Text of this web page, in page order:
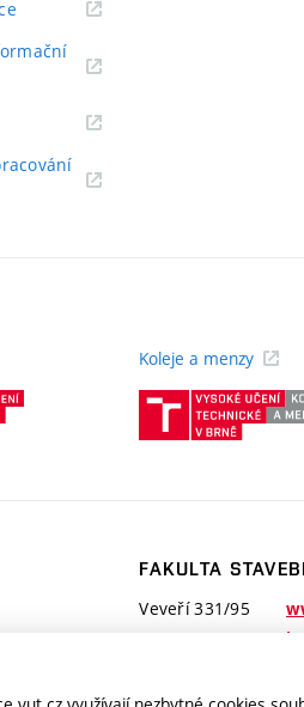
(externí
(externí
(externí
Koleje a menzy
FAKULTA
Veveří 331/95